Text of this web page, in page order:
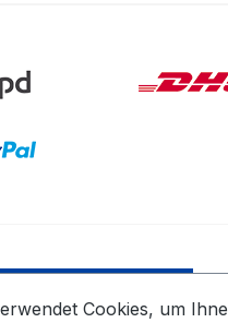
Cookies, um